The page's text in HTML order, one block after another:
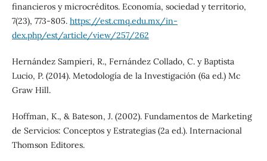
financieros y microcréditos. Economía, sociedad y territorio,
7(23), 773-805. https://est.cmq.edu.mx/in-
dex.php/est/article/view/257/262
Hernández Sampieri, R., Fernández Collado, C. y Baptista
Lucio, P. (2014). Metodología de la Investigación (6a ed.) Mc
Graw Hill.
Hoffman, K., & Bateson, J. (2002). Fundamentos de Marketing
de Servicios: Conceptos y Estrategias (2a ed.). Internacional
Thomson Editores.